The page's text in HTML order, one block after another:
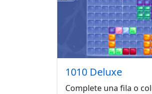
1010 Deluxe
Complete una fila o